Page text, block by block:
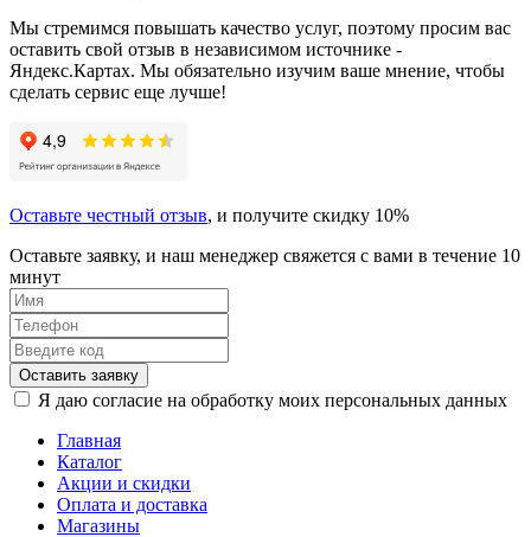
Мы стремимся повышать качество услуг, поэтому просим вас
оставить свой отзыв в независимом источнике -
Яндекс.Картах. Мы обязательно изучим ваше мнение, чтобы
сделать сервис еще лучше!
Оставьте честный отзыв, и получите скидку 10%
Оставьте заявку, и наш менеджер свяжется с вами в течение 10
минут
Оставить заявку
Я даю согласие на обработку моих персональных данных
Главная
Каталог
Акции и скидки
Оплата и доставка
Магазины